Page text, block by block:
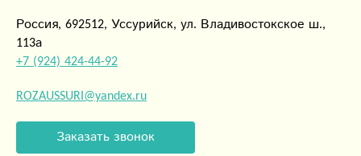
Россия, 692512, Уссурийск, ул. Владивостокское ш.,
113а
+7 (924) 424-44-92
ROZAUSSURI@yandex.ru
Заказать звонок